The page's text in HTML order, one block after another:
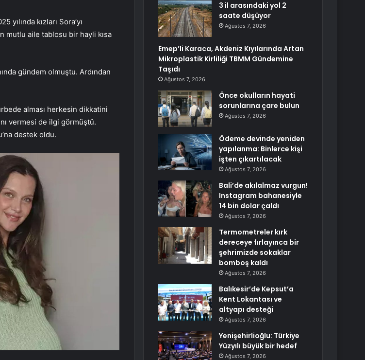
kızları Sora’yı
mutlu aile tablosu bir hayli kısa
gündem olmuştu. Ardından
alması herkesin dikkatini
vermesi de ilgi görmüştü.
destek oldu.
3 il arasındaki yol 2
saate düşüyor
Ağustos 7, 2026
Emep’li Karaca, Akdeniz Kıyılarında Artan
Mikroplastik Kirliliği TBMM Gündemine
Taşıdı
Ağustos 7, 2026
Önce okulların hayati
sorunlarına çare bulun
Ağustos 7, 2026
Ödeme devinde yeniden
yapılanma: Binlerce kişi
işten çıkartılacak
Ağustos 7, 2026
Bali’de akılalmaz vurgun!
Instagram bahanesiyle
14 bin dolar çaldı
Ağustos 7, 2026
Termometreler kırk
dereceye fırlayınca bir
şehrimizde sokaklar
bomboş kaldı
Ağustos 7, 2026
Balıkesir’de Kepsut’a
Kent Lokantası ve
altyapı desteği
Ağustos 7, 2026
Yenişehirlioğlu: Türkiye
Yüzyılı büyük bir hedef
Ağustos 7, 2026